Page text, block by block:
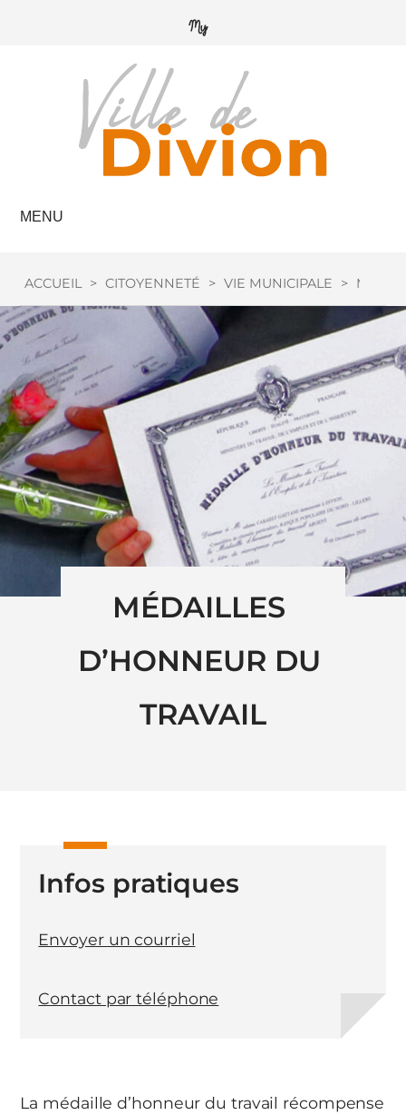
MENU
ACCUEIL > CITOYENNETÉ > VIE MUNICIPALE >
MÉDAILLES
D’HONNEUR DU
TRAVAIL
La médaille d’honneur du travail récompense
Infos pratiques
Envoyer un courriel
Contact par téléphone